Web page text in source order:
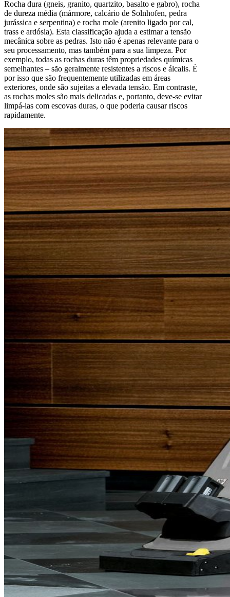
Rocha dura (gneis, granito, quartzito, basalto e gabro), rocha
de dureza média (mármore, calcário de Solnhofen, pedra
jurássica e serpentina) e rocha mole (arenito ligado por cal,
trass e ardósia). Esta classificação ajuda a estimar a tensão
mecânica sobre as pedras. Isto não é apenas relevante para o
seu processamento, mas também para a sua limpeza. Por
exemplo, todas as rochas duras têm propriedades químicas
semelhantes – são geralmente resistentes a riscos e álcalis. É
por isso que são frequentemente utilizadas em áreas
exteriores, onde são sujeitas a elevada tensão. Em contraste,
as rochas moles são mais delicadas e, portanto, deve-se evitar
limpá-las com escovas duras, o que poderia causar riscos
rapidamente.